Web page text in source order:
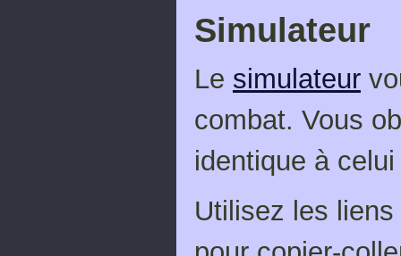
Simulateur
Le simulateur
combat. Vous
identique à
Utilisez les